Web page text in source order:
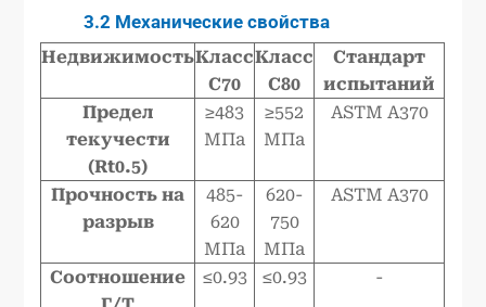
3.2 Механические свойства
НедвижимостьКласс
C70
Класс
C80
Стандарт
испытаний
Предел
текучести
(Rt0.5)
≥483
МПа
≥552
МПа
ASTM A370
Прочность на
разрыв
485-
620
МПа
620-
750
МПа
ASTM A370
Соотношение
≤0.93 ≤0.93 -